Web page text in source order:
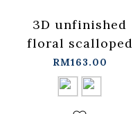
3D unfinished
floral scalloped
jeans, available in
two colors, sizes
S/M/L.
RM163.00